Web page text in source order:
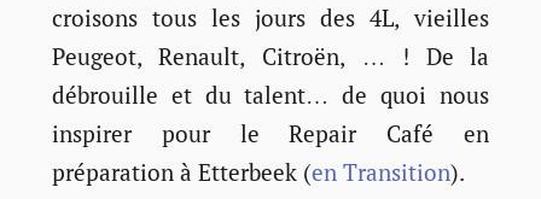
croisons tous les jours des 4L, vieilles
Peugeot, Renault, Citroën, … ! De la
débrouille et du talent… de quoi nous
inspirer pour le Repair Café en
préparation à Etterbeek (en Transition).